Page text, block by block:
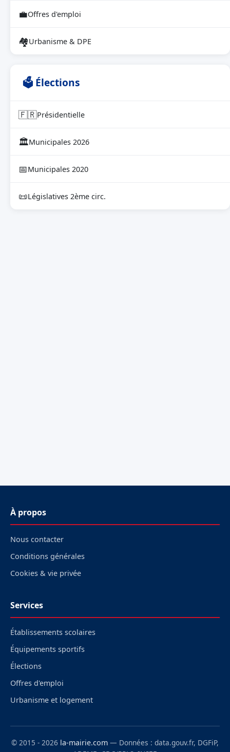
💼Offres d'emploi
🏘Urbanisme & DPE
🗳 Élections
🇫🇷Présidentielle
🏛Municipales 2026
📅Municipales 2020
📜Législatives 2ème circ.
À propos
Nous contacter
Conditions générales
Cookies & vie privée
Services
Établissements scolaires
Équipements sportifs
Élections
Offres d'emploi
Urbanisme et logement
© 2015 - 2026 la-mairie.com — Données : data.gouv.fr, DGFiP,